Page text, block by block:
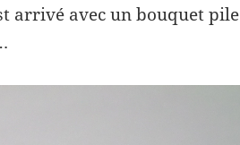
arrivé avec un bouquet pile